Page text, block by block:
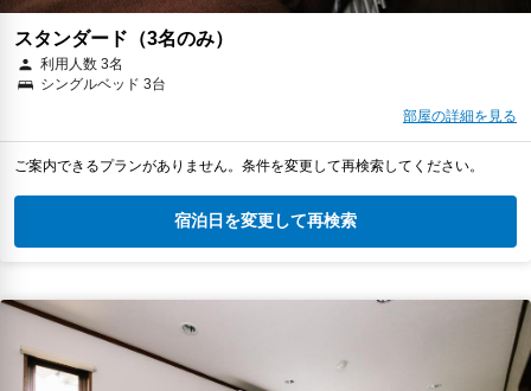
スタンダード（3名のみ）
利用人数 3名
シングルベッド 3台
部屋の詳細を見る
ご案内できるプランがありません。条件を変更して再検索してください。
宿泊日を変更して再検索